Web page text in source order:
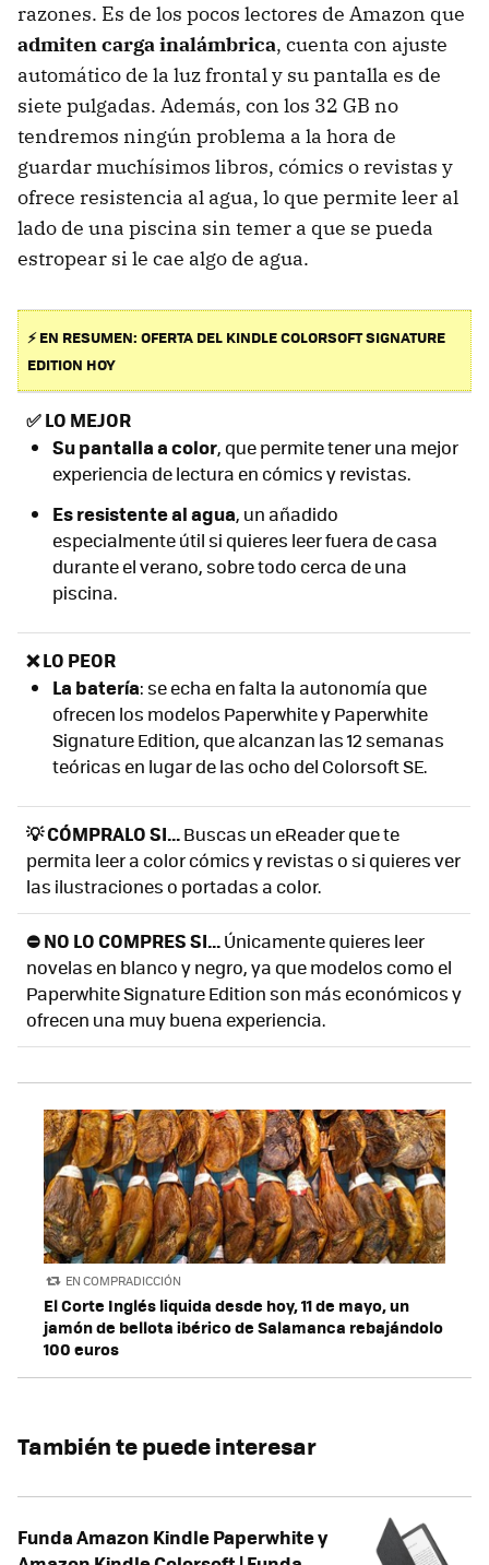
razones. Es de los pocos lectores de Amazon que
admiten carga inalámbrica, cuenta con ajuste
automático de la luz frontal y su pantalla es de
siete pulgadas. Además, con los 32 GB no
tendremos ningún problema a la hora de
guardar muchísimos libros, cómics o revistas y
ofrece resistencia al agua, lo que permite leer al
lado de una piscina sin temer a que se pueda
estropear si le cae algo de agua.
⚡ EN RESUMEN: OFERTA DEL KINDLE COLORSOFT SIGNATURE
EDITION HOY
✅LO MEJOR
Su pantalla a color, que permite tener una mejor
experiencia de lectura en cómics y revistas.
Es resistente al agua, un añadido
especialmente útil si quieres leer fuera de casa
durante el verano, sobre todo cerca de una
piscina.
❌ LO PEOR
La batería: se echa en falta la autonomía que
ofrecen los modelos Paperwhite y Paperwhite
Signature Edition, que alcanzan las 12 semanas
teóricas en lugar de las ocho del Colorsoft SE.
💡 CÓMPRALO SI...Buscas un eReader que te
permita leer a color cómics y revistas o si quieres ver
las ilustraciones o portadas a color.
⛔ NO LO COMPRES SI...Únicamente quieres leer
novelas en blanco y negro, ya que modelos como el
Paperwhite Signature Edition son más económicos y
ofrecen una muy buena experiencia.
EN COMPRADICCIÓN
El Corte Inglés liquida desde hoy, 11 de mayo, un
jamón de bellota ibérico de Salamanca rebajándolo
100 euros
También te puede interesar
Funda Amazon Kindle Paperwhite y